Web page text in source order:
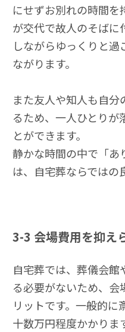
にせずお別れの時間を
が交代で故人のそばに
しながらゆっくりと
ながります。
また友人や知人も自
るため、一人ひとりが
とができます。
静かな時間の中で「あ
は、自宅葬ならではの
3-3 会場費用を抑え
自宅葬では、葬儀会館
る必要がないため、会
リットです。一般的に
十数万円程度かかりま